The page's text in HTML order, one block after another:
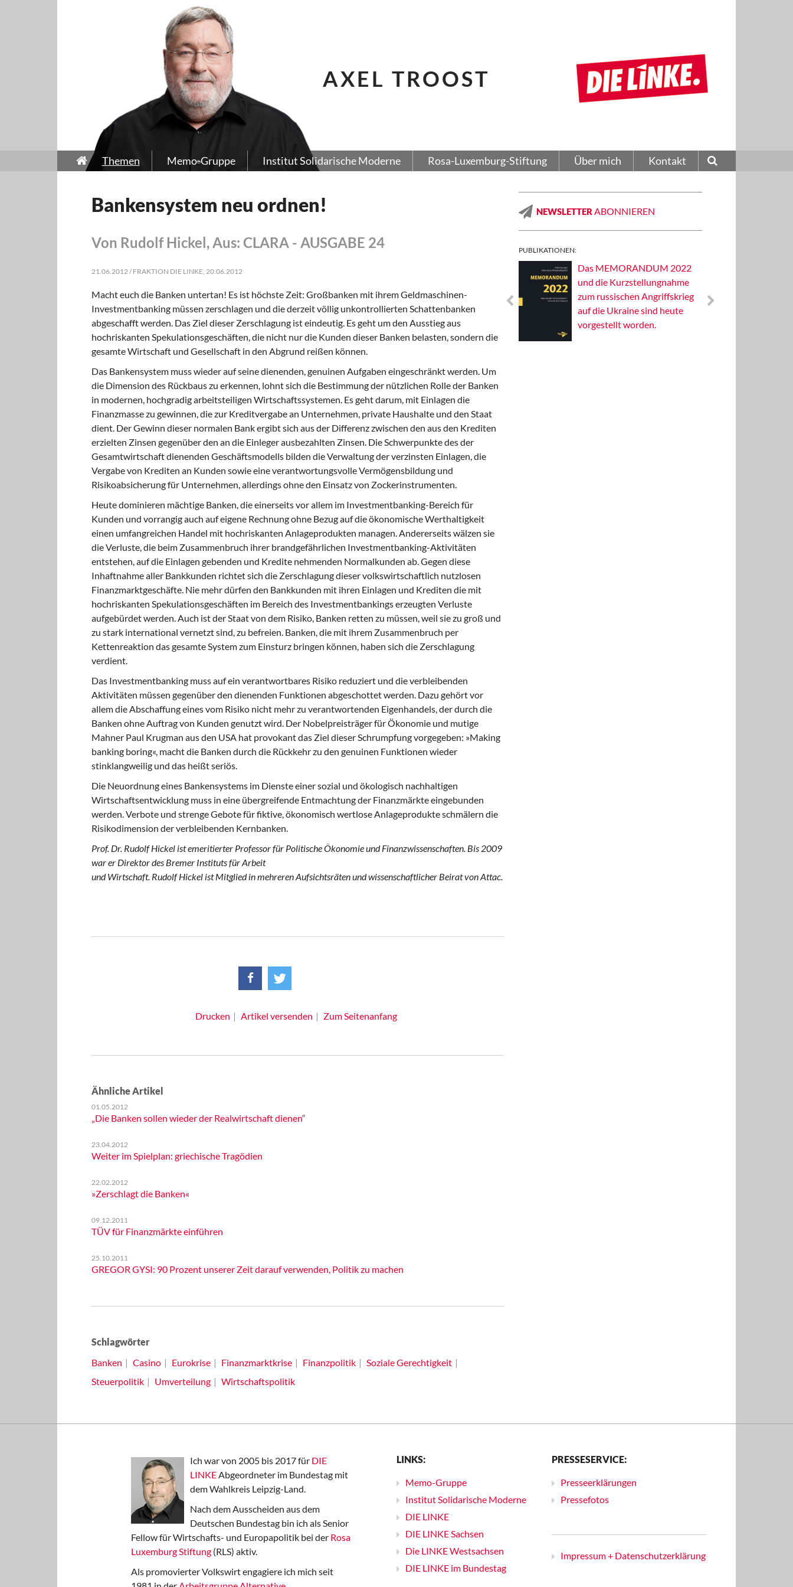
AXEL TROOST
Themen Memo-Gruppe Institut Solidarische Moderne Rosa-Luxemburg-Stiftung Über mich Kontakt
Bankensystem neu ordnen!
Von Rudolf Hickel, Aus: CLARA - AUSGABE 24
21.06.2012 / FRAKTION DIE LINKE, 20.06.2012
Macht euch die Banken untertan! Es ist höchste Zeit: Großbanken mit ihrem Geldmaschinen-
Investmentbanking müssen zerschlagen und die derzeit völlig unkontrollierten Schattenbanken
abgeschafft werden. Das Ziel dieser Zerschlagung ist eindeutig. Es geht um den Ausstieg aus
hochriskanten Spekulationsgeschäften, die nicht nur die Kunden dieser Banken belasten, sondern die
gesamte Wirtschaft und Gesellschaft in den Abgrund reißen können.
Das Bankensystem muss wieder auf seine dienenden, genuinen Aufgaben eingeschränkt werden. Um
die Dimension des Rückbaus zu erkennen, lohnt sich die Bestimmung der nützlichen Rolle der Banken
in modernen, hochgradig arbeitsteiligen Wirtschaftssystemen. Es geht darum, mit Einlagen die
Finanzmasse zu gewinnen, die zur Kreditvergabe an Unternehmen, private Haushalte und den Staat
dient. Der Gewinn dieser normalen Bank ergibt sich aus der Differenz zwischen den aus den Krediten
erzielten Zinsen gegenüber den an die Einleger ausbezahlten Zinsen. Die Schwerpunkte des der
Gesamtwirtschaft dienenden Geschäftsmodells bilden die Verwaltung der verzinsten Einlagen, die
Vergabe von Krediten an Kunden sowie eine verantwortungsvolle Vermögensbildung und
Risikoabsicherung für Unternehmen, allerdings ohne den Einsatz von Zockerinstrumenten.
Heute dominieren mächtige Banken, die einerseits vor allem im Investmentbanking-Bereich für
Kunden und vorrangig auch auf eigene Rechnung ohne Bezug auf die ökonomische Werthaltigkeit
einen umfangreichen Handel mit hochriskanten Anlageprodukten managen. Andererseits wälzen sie
die Verluste, die beim Zusammenbruch ihrer brandgefährlichen Investmentbanking-Aktivitäten
entstehen, auf die Einlagen gebenden und Kredite nehmenden Normalkunden ab. Gegen diese
Inhaftnahme aller Bankkunden richtet sich die Zerschlagung dieser volkswirtschaftlich nutzlosen
Finanzmarktgeschäfte. Nie mehr dürfen den Bankkunden mit ihren Einlagen und Krediten die mit
hochriskanten Spekulationsgeschäften im Bereich des Investmentbankings erzeugten Verluste
aufgebürdet werden. Auch ist der Staat von dem Risiko, Banken retten zu müssen, weil sie zu groß und
zu stark international vernetzt sind, zu befreien. Banken, die mit ihrem Zusammenbruch per
Kettenreaktion das gesamte System zum Einsturz bringen können, haben sich die Zerschlagung
verdient.
Das Investmentbanking muss auf ein verantwortbares Risiko reduziert und die verbleibenden
Aktivitäten müssen gegenüber den dienenden Funktionen abgeschottet werden. Dazu gehört vor
allem die Abschaffung eines vom Risiko nicht mehr zu verantwortenden Eigenhandels, der durch die
Banken ohne Auftrag von Kunden genutzt wird. Der Nobelpreisträger für Ökonomie und mutige
Mahner Paul Krugman aus den USA hat provokant das Ziel dieser Schrumpfung vorgegeben: »Making
banking boring«, macht die Banken durch die Rückkehr zu den genuinen Funktionen wieder
stinklangweilig und das heißt seriös.
Die Neuordnung eines Bankensystems im Dienste einer sozial und ökologisch nachhaltigen
Wirtschaftsentwicklung muss in eine übergreifende Entmachtung der Finanzmärkte eingebunden
werden. Verbote und strenge Gebote für fiktive, ökonomisch wertlose Anlageprodukte schmälern die
Risikodimension der verbleibenden Kernbanken.
Prof. Dr. Rudolf Hickel ist emeritierter Professor für Politische Ökonomie und Finanzwissenschaften. Bis 2009
war er Direktor des Bremer Instituts für Arbeit
und Wirtschaft. Rudolf Hickel ist Mitglied in mehreren Aufsichtsräten und wissenschaftlicher Beirat von Attac.
Drucken Artikel versenden Zum Seitenanfang
Ähnliche Artikel
01.05.2012
„Die Banken sollen wieder der Realwirtschaft dienen“
23.04.2012
Weiter im Spielplan: griechische Tragödien
22.02.2012
»Zerschlagt die Banken«
09.12.2011
TÜV für Finanzmärkte einführen
25.10.2011
GREGOR GYSI: 90 Prozent unserer Zeit darauf verwenden, Politik zu machen
Schlagwörter
Banken
Casino Eurokrise Finanzmarktkrise Finanzpolitik
Soziale Gerechtigkeit
Steuerpolitik
Umverteilung Wirtschaftspolitik
NEWSLETTER ABONNIEREN
PUBLIKATIONEN:
Das MEMORANDUM 2022
und die Kurzstellungnahme
zum russischen Angriffskrieg
auf die Ukraine sind heute
vorgestellt worden.
Ich war von 2005 bis 2017 für DIE
LINKEAbgeordneter im Bundestag mit
dem Wahlkreis Leipzig-Land.
Nach dem Ausscheiden aus dem
Deutschen Bundestag bin ich als Senior
Fellow für Wirtschafts- und Europapolitik bei der Rosa
Luxemburg Stiftung (RLS) aktiv.
Als promovierter Volkswirt engagiere ich mich seit
LINKS:
Memo-Gruppe
Institut Solidarische Moderne
DIE LINKE
DIE LINKE Sachsen
Die LINKE Westsachsen
DIE LINKE im Bundestag
PRESSESERVICE:
Presseerklärungen
Pressefotos
Impressum + Datenschutzerklärung